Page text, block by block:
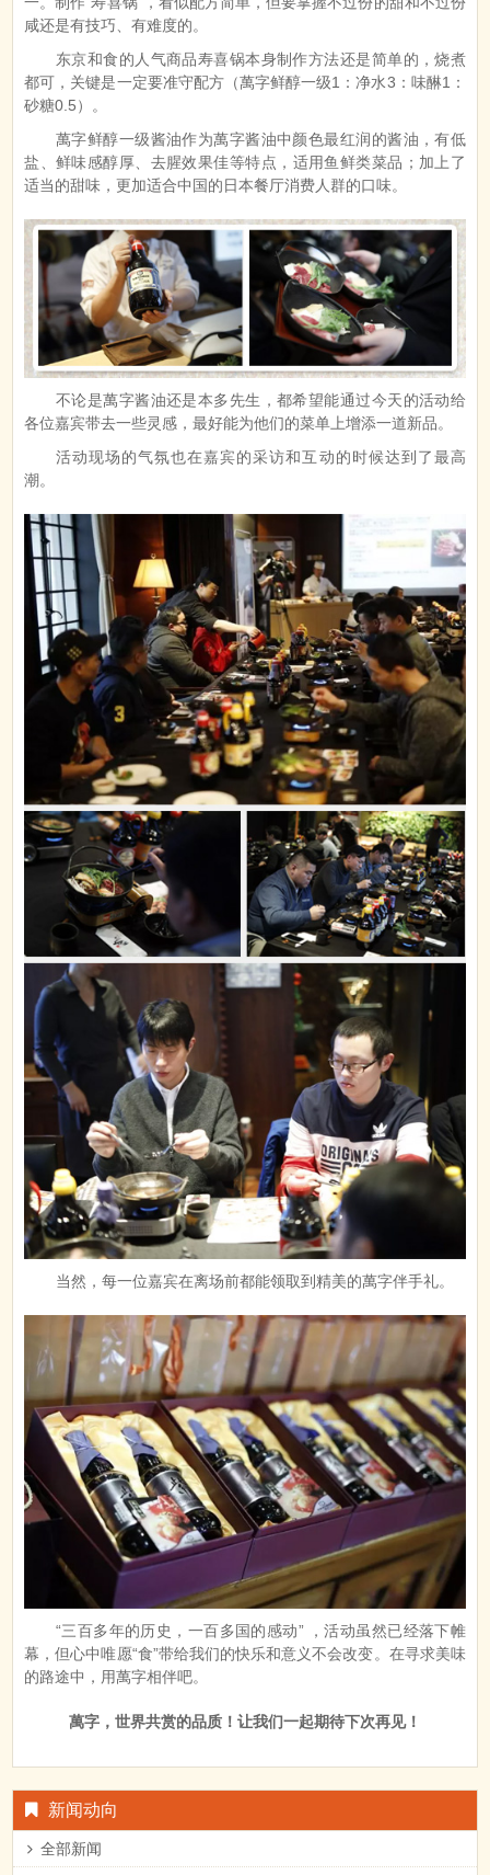
咸还是有技巧、有难度的。
东京和食的人气商品寿喜锅本身制作方法还是简单的，烧煮
都可，关键是一定要准守配方（萬字鲜醇一级1：净水3：味醂1：
砂糖0.5）。
萬字鲜醇一级酱油作为萬字酱油中颜色最红润的酱油，有低
盐、鲜味感醇厚、去腥效果佳等特点，适用鱼鲜类菜品；加上了
适当的甜味，更加适合中国的日本餐厅消费人群的口味。
不论是萬字酱油还是本多先生，都希望能通过今天的活动给
各位嘉宾带去一些灵感，最好能为他们的菜单上增添一道新品。
活动现场的气氛也在嘉宾的采访和互动的时候达到了最高
潮。
当然，每一位嘉宾在离场前都能领取到精美的萬字伴手礼。
“三百多年的历史，一百多国的感动” ，活动虽然已经落下帷
幕，但心中唯愿“食”带给我们的快乐和意义不会改变。在寻求美味
的路途中，用萬字相伴吧。
萬字，世界共赏的品质！让我们一起期待下次再见！
新闻动向
全部新闻